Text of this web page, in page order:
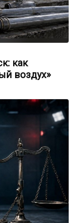
как
воздух»